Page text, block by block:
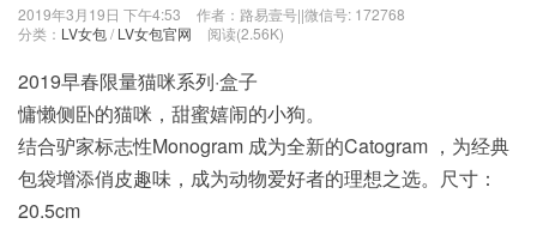
2019年3月19日 下午4:53
作者：路易壹号||微信号: 172768
分类： LV女包/ LV女包官网 阅读(2.56K)
2019早春限量猫咪系列·盒子
慵懒侧卧的猫咪，甜蜜嬉闹的小狗。
结合驴家标志性Monogram 成为全新的Catogram ，为经典
包袋增添俏皮趣味，成为动物爱好者的理想之选。尺寸：
20.5cm